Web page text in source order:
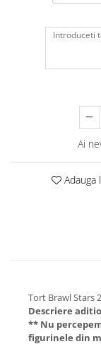
Ai
Adauga
Tort Brawl Stars
Descriere
** Nu
figurinele din